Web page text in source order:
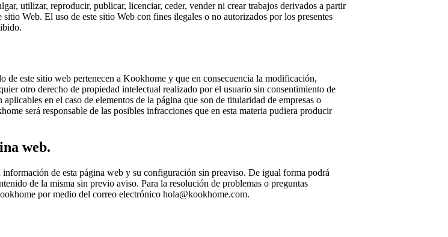
utilizar, reproducir, publicar, licenciar, ceder, vender ni crear trabajos derivados a partir
Web. El uso de este sitio Web con fines ilegales o no autorizados por los presentes
de este sitio web pertenecen a Kookhome y que en consecuencia la modificación,
otro derecho de propiedad intelectual realizado por el usuario sin consentimiento de
en el caso de elementos de la página que son de titularidad de empresas o
será responsable de las posibles infracciones que en esta materia pudiera producir
web.
de esta página web y su configuración sin preaviso. De igual forma podrá
de la misma sin previo aviso. Para la resolución de problemas o preguntas
por medio del correo electrónico hola@kookhome.com.